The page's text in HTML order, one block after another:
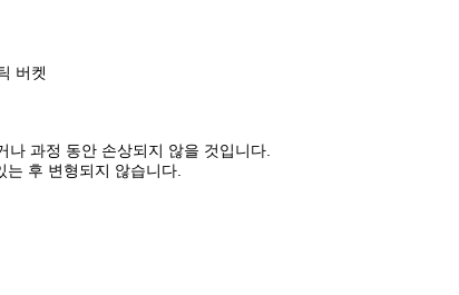
버켓
과정 동안 손상되지 않을 것입니다.
후 변형되지 않습니다.